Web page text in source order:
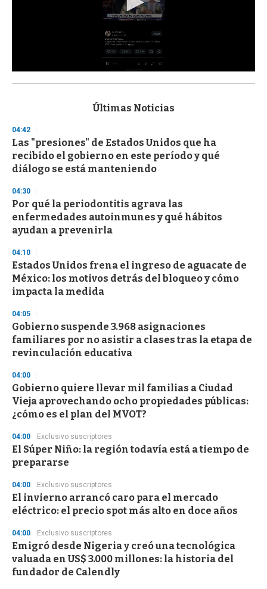
s
d
s
o
f
3
s
e
c
o
n
Últimas Noticias
04:42
Las "presiones" de Estados Unidos que ha
recibido el gobierno en este período y qué
diálogo se está manteniendo
04:30
Por qué la periodontitis agrava las
enfermedades autoinmunes y qué hábitos
ayudan a prevenirla
04:10
Estados Unidos frena el ingreso de aguacate de
México: los motivos detrás del bloqueo y cómo
impacta la medida
04:05
Gobierno suspende 3.968 asignaciones
familiares por no asistir a clases tras la etapa de
revinculación educativa
04:00
Gobierno quiere llevar mil familias a Ciudad
Vieja aprovechando ocho propiedades públicas:
¿cómo es el plan del MVOT?
04:00 Exclusivo suscriptores
El Súper Niño: la región todavía está a tiempo de
prepararse
04:00 Exclusivo suscriptores
El invierno arrancó caro para el mercado
eléctrico: el precio spot más alto en doce años
04:00 Exclusivo suscriptores
Emigró desde Nigeria y creó una tecnológica
valuada en US$ 3.000 millones: la historia del
fundador de Calendly